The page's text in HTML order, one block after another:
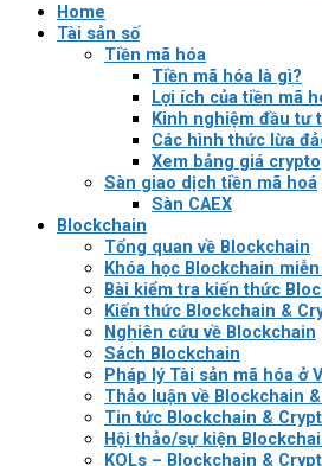
Home
Tài sản số
Tiền mã hóa
Tiền mã hóa là gì?
Lợi ích của tiền mã
Kinh nghiệm đầu tư
Các hình thức lừa
Xem bảng giá crypto
Sàn giao dịch tiền mã hoá
Sàn CAEX
Blockchain
Tổng quan về Blockchain
Khóa học Blockchain
Bài kiểm tra kiến thức
Kiến thức Blockchain &
Nghiên cứu về Blockchain
Sách Blockchain
Pháp lý Tài sản mã hóa ở
Thảo luận về Blockchain
Tin tức Blockchain &
Hội thảo/sự kiện
KOLs – Blockchain &